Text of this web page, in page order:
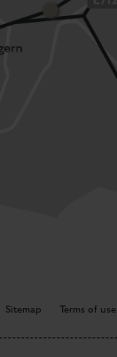
Sitemap Terms of use